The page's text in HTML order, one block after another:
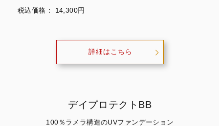
税込価格： 14,300円
詳細はこちら
デイプロテクトBB
100％ラメラ構造のUVファンデーション